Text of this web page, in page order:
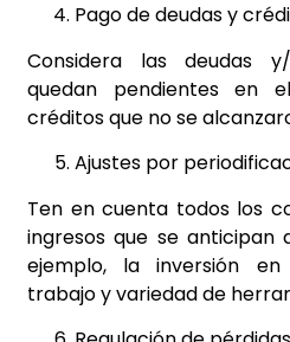
Pago de deudas y
Considera las deudas
quedan pendientes en
créditos que no se
Ajustes por
Ten en cuenta todos los
ingresos que se anticipan
ejemplo, la inversión
trabajo y variedad de